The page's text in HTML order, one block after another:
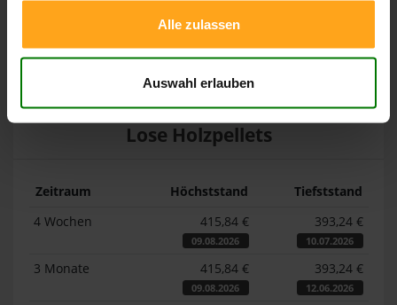
Alle zulassen
Auswahl erlauben
. Das dazugehörige Datum zeigt, wann
der Höchst- oder Tiefststand im jeweiligen Zeitraum erreicht
wurde.
Lose Holzpellets
Zeitraum Höchststand
Tiefststand
4 Wochen
415,84 €
09.08.2026
393,24 €
10.07.2026
3 Monate 415,84 €
09.08.2026
393,24 €
12.06.2026